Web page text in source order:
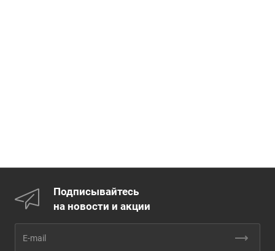
Подписывайтесь
на новости и акции